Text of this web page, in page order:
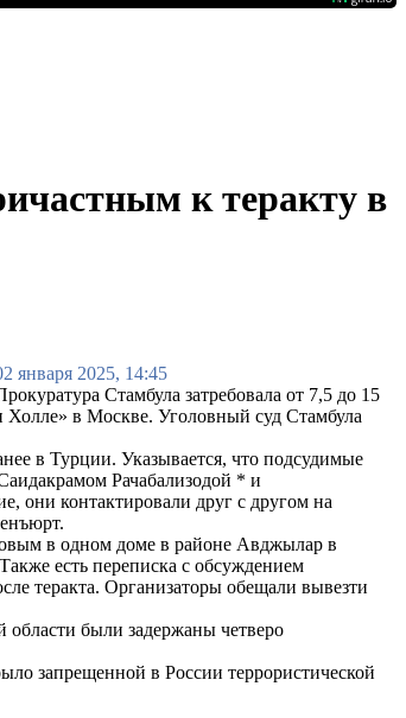
к теракту в
января 2025, 14:45
Стамбула затребовала от 7,5 до 15
в Москве. Уголовный суд Стамбула
в Турции. Указывается, что подсудимые
Рачабализодой * и
они контактировали друг с другом на
в одном доме в районе Авджылар в
есть переписка с обсуждением
теракта. Организаторы обещали вывезти
области были задержаны четверо
запрещенной в России террористической